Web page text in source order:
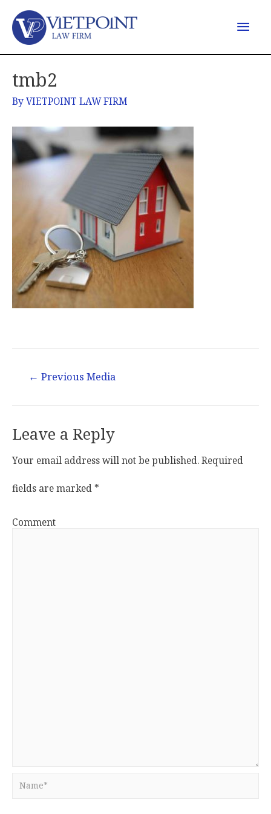
tmb2
ByVIETPOINT LAW FIRM
← Previous Media
Leave a Reply
Your email address will not be published.Required
fields are marked *
Comment